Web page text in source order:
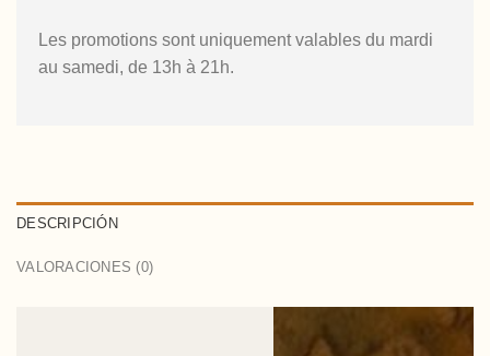
Les promotions sont uniquement valables du mardi
au samedi, de 13h à 21h.
DESCRIPCIÓN
VALORACIONES (0)